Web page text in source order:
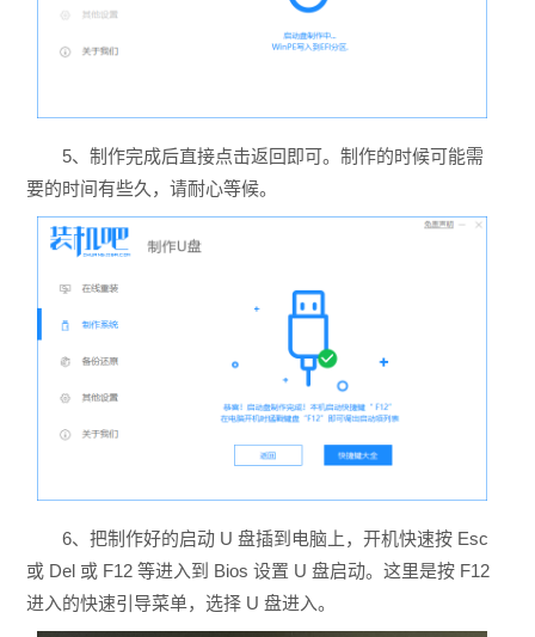
5、制作完成后直接点击返回即可。制作的时候可能需
要的时间有些久，请耐心等候。
6、把制作好的启动 U 盘插到电脑上，开机快速按 Esc
或 Del 或 F12 等进入到 Bios 设置 U 盘启动。这里是按 F12
进入的快速引导菜单，选择 U 盘进入。